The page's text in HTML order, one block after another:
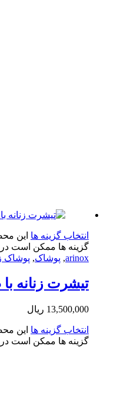
گزینه ها این محصول
ها ممکن است در صفحه
پوشاک,پوشاک زنانه
زنانه با
ریال
گزینه ها این محصول
ها ممکن است در صفحه